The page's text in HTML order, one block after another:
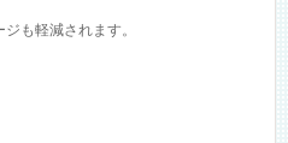
も軽減されます。